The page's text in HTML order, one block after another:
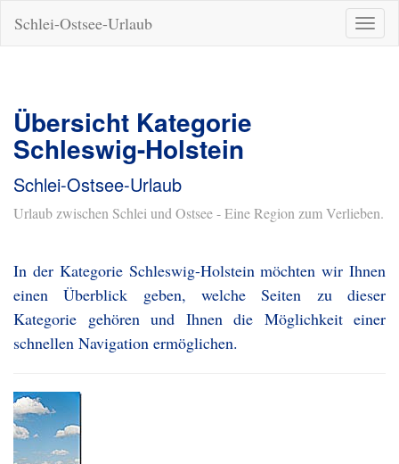
ein-/
Schlei-Ostsee-Urlaub
Übersicht Kategorie
Schleswig-Holstein
Schlei-Ostsee-Urlaub
Urlaub zwischen Schlei und Ostsee - Eine Region zum Verlieben.
In der Kategorie Schleswig-Holstein möchten wir Ihnen
einen Überblick geben, welche Seiten zu dieser
Kategorie gehören und Ihnen die Möglichkeit einer
schnellen Navigation ermöglichen.